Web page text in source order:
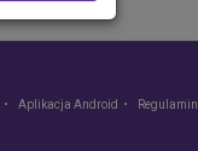
Aplikacja Android Regulamin